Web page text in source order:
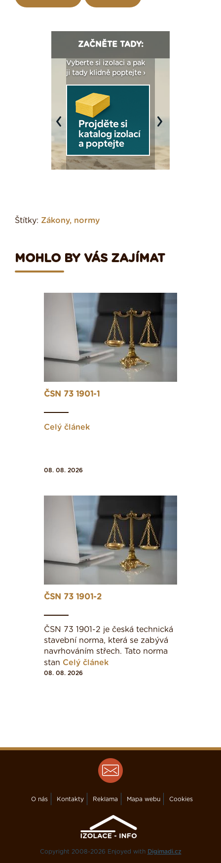
ZAČNĚTE TADY:
Vyberte si izolaci a pak
ji tady klidně poptejte ›
Previous Next
Štítky: Zákony, normy
MOHLO BY VÁS ZAJÍMAT
ČSN 73 1901-1
Celý článek
08. 08. 2026
ČSN 73 1901-2
ČSN 73 1901-2 je česká technická
stavební norma, která se zabývá
navrhováním střech. Tato norma
stan Celý článek
08. 08. 2026
O nás Kontakty Reklama Mapa webu Cookies
Copyright 2008-2026 Enjoyed with Digimadi.cz